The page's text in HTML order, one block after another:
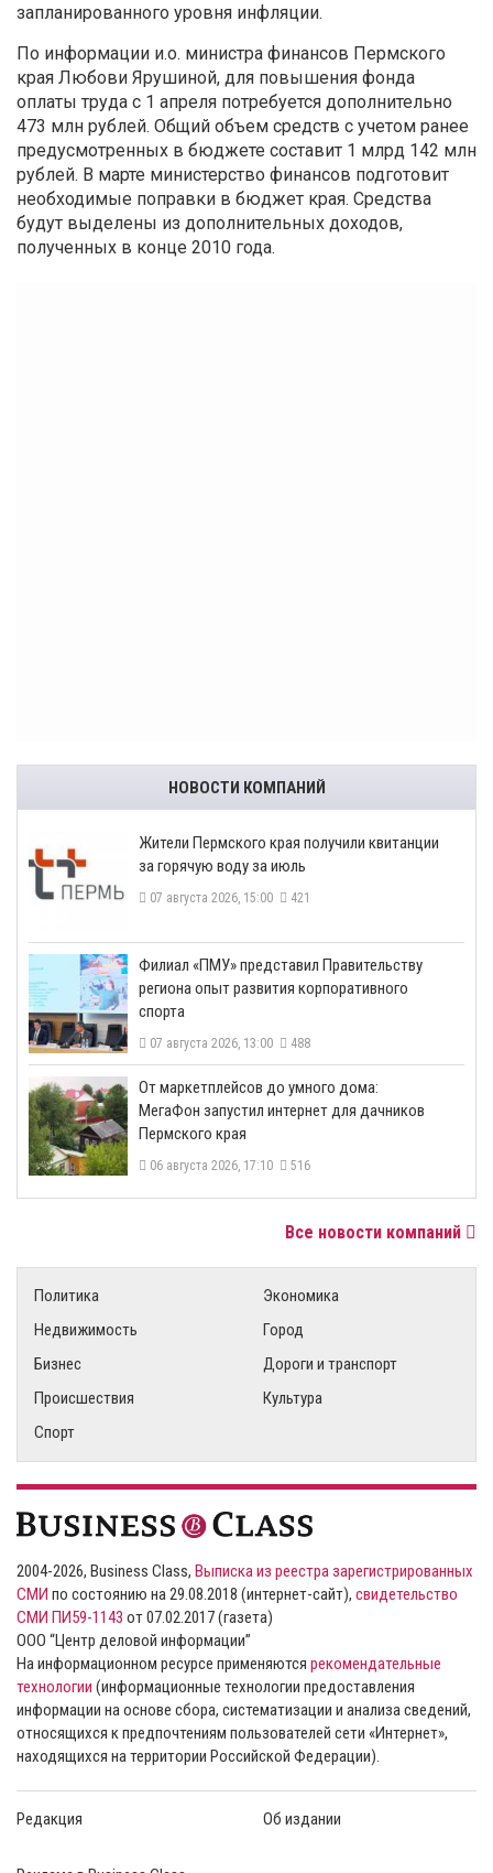
запланированного уровня инфляции.
По информации и.о. министра финансов Пермского
края Любови Ярушиной, для повышения фонда
оплаты труда с 1 апреля потребуется дополнительно
473 млн рублей. Общий объем средств с учетом ранее
предусмотренных в бюджете составит 1 млрд 142 млн
рублей. В марте министерство финансов подготовит
необходимые поправки в бюджет края. Средства
будут выделены из дополнительных доходов,
полученных в конце 2010 года.
НОВОСТИ КОМПАНИЙ
​Жители Пермского края получили квитанции
за горячую воду за июль
07 августа 2026, 15:00 421
​Филиал «ПМУ» представил Правительству
региона опыт развития корпоративного
спорта
07 августа 2026, 13:00 488
От маркетплейсов до умного дома:
МегаФон запустил интернет для дачников
Пермского края
06 августа 2026, 17:10 516
Все новости компаний
Политика
Экономика
Недвижимость
Город
Бизнес
Дороги и транспорт
Происшествия
Культура
Спорт
2004-2026, Business Class, Выписка из реестра зарегистрированных
СМИ по состоянию на 29.08.2018 (интернет-сайт), свидетельство
СМИ ПИ59-1143 от 07.02.2017 (газета)
ООО “Центр деловой информации”
На информационном ресурсе применяются рекомендательные
технологии (информационные технологии предоставления
информации на основе сбора, систематизации и анализа сведений,
относящихся к предпочтениям пользователей сети «Интернет»,
находящихся на территории Российской Федерации).
Редакция Об издании